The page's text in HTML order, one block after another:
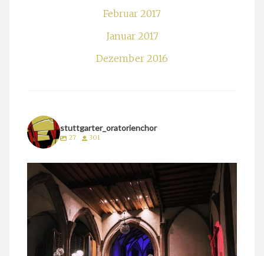
Februar 2017
Januar 2017
Dezember 2016
stuttgarter_oratorienchor
27 301
stuttgarter_oratorienchor
März 24